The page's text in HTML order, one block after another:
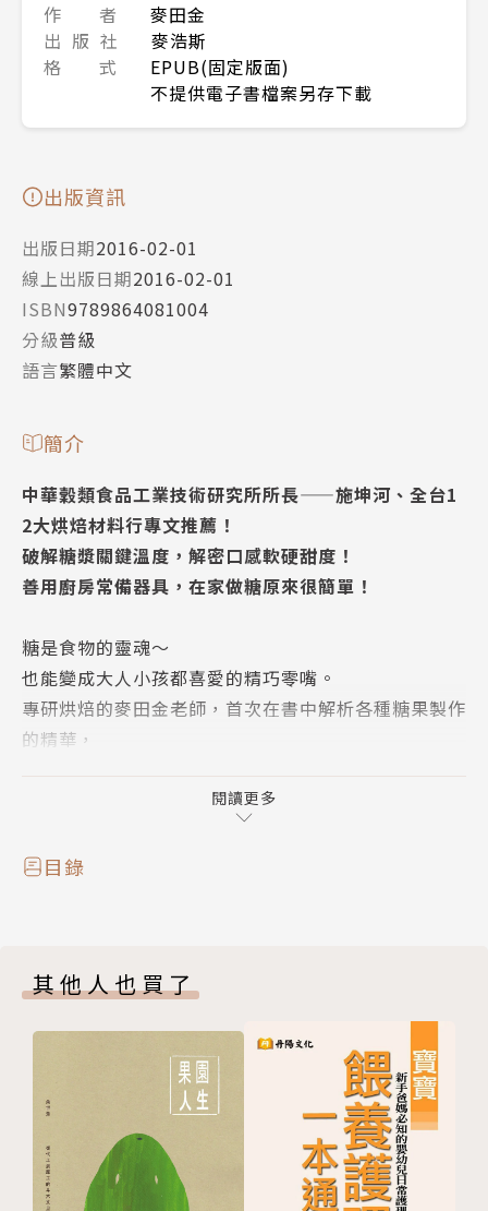
作 者
麥田金
出 版 社
麥浩斯
格 式
EPUB(固定版面)
不提供電子書檔案另存下載
出版資訊
出版日期2016-02-01
線上出版日期2016-02-01
ISBN9789864081004
分級普級
語言繁體中文
簡介
中華穀類食品工業技術研究所所長——施坤河、全台1
2大烘焙材料行專文推薦！
破解糖漿關鍵溫度，解密口感軟硬甜度！
善用廚房常備器具，在家做糖原來很簡單！
糖是食物的靈魂～
也能變成大人小孩都喜愛的精巧零嘴。
專研烘焙的麥田金老師，首次在書中解析各種糖果製作
的精華，
「糖漿溫度」是糖果的口感關鍵，溫度會影響含水率，
含水率則決定了糖果軟硬度。
一、硬糖：含水率在6%以下。
掛霜點心；單純的黃金糖、酸梅棒棒糖
；加入堅果類的香脆花生糖、南瓜籽酥糖、日式櫻花蝦
香鬆米香……
二、軟糖：含水率在10%以下。
入口即化的綿花糖；咀嚼型的牛奶軟糖，香草牛奶糖、
閱讀更多
目錄
其他人也買了